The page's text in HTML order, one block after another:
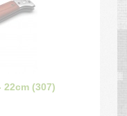
22cm (307)